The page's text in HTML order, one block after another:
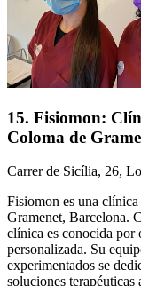
15. Fisiomon:
Coloma de
Carrer de Sicília, 26,
Fisiomon es una
Gramenet, Barcelona.
clínica es conocida por
personalizada. Su
experimentados se
soluciones terapéuticas